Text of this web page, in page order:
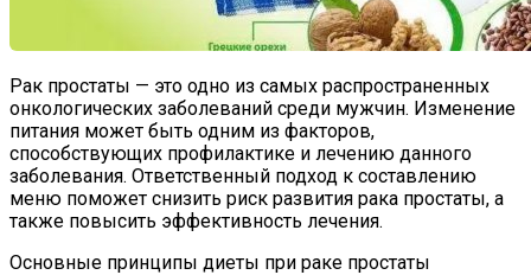
Рак простаты — это одно из самых распространенных
онкологических заболеваний среди мужчин. Изменение
питания может быть одним из факторов,
способствующих профилактике и лечению данного
заболевания. Ответственный подход к составлению
меню поможет снизить риск развития рака простаты, а
также повысить эффективность лечения.
Основные принципы диеты при раке простаты